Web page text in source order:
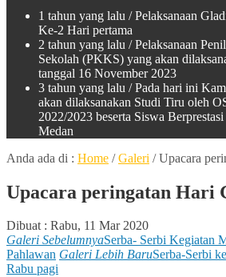
1 tahun yang lalu / Pelaksanaan
Ke-2 Hari pertama
2 tahun yang lalu / Pelaksanaan
Sekolah (PKKS) yang akan
tanggal 16 November 2023
3 tahun yang lalu / Pada hari ini
akan dilaksanakan Studi Tiru oleh
2022/2023 beserta Siswa
Medan
Anda ada di : Home /Galeri /Upacara
Upacara peringatan Hari
Dibuat : Rabu, 11 Mar 2020
Galeri SebelumnyaSerba- Serbi Kegiatan
Pahlawan Galeri Lebih BaruSerba-Serbi
Rabu pagi